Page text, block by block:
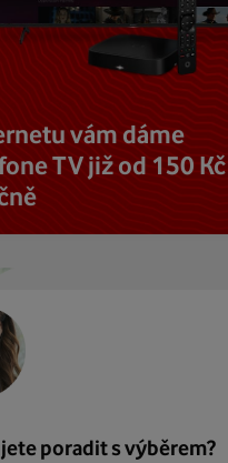
vám dáme
TV již od 150 Kč
poradit s výběrem?